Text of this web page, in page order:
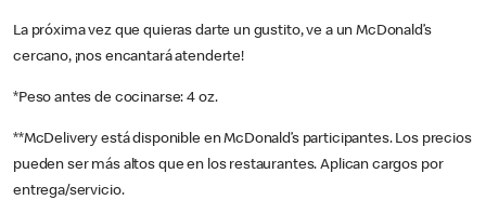
La próxima vez que quieras darte un gustito, ve a un McDonald’s
cercano, ¡nos encantará atenderte!
*Peso antes de cocinarse: 4 oz.
**McDelivery está disponible en McDonald’s participantes. Los precios
pueden ser más altos que en los restaurantes. Aplican cargos por
entrega/servicio.